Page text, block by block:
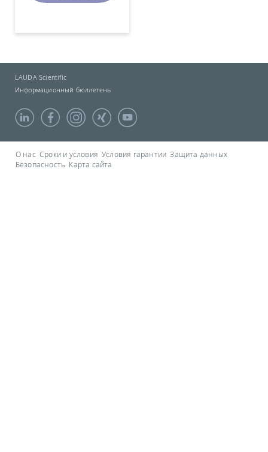
LAUDA Scientific
Информационный бюллетень
О нас Сроки и условия Условия гарантии Защита данных
Безопасность Карта сайта